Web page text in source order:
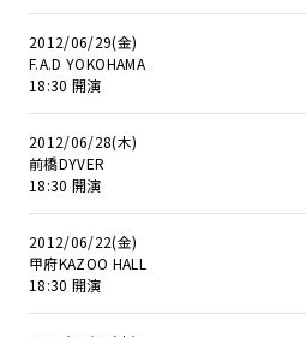
2012/06/29(金)
F.A.D YOKOHAMA
18:30 開演
2012/06/28(木)
前橋DYVER
18:30 開演
2012/06/22(金)
甲府KAZOO HALL
18:30 開演